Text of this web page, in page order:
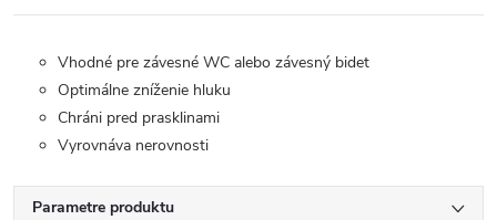
Vhodné pre závesné WC alebo závesný bidet
Optimálne zníženie hluku
Chráni pred prasklinami
Vyrovnáva nerovnosti
Parametre produktu